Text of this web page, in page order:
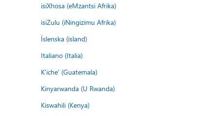
isiXhosa (eMzantsi Afrika)
isiZulu (iNingizimu Afrika)
Íslenska (ísland)
Italiano (Italia)
K'iche' (Guatemala)
Kinyarwanda (U Rwanda)
Kiswahili (Kenya)